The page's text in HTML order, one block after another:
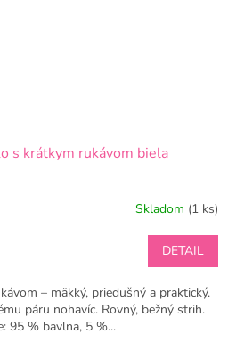
s krátkym rukávom biela
Skladom (1 ks)
DETAIL
– mäkký, priedušný a praktický.
páru nohavíc. Rovný, bežný strih.
95 % bavlna, 5 %...